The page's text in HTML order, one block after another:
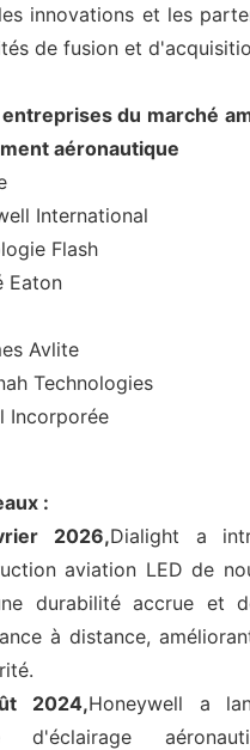
innovations et les
de fusion et
du marché
aéronautique
International
Flash
Eaton
Avlite
Technologies
Incorporée
:
2026,Dialight a
aviation LED de
durabilité accrue et
à distance,
2024,Honeywell a
d'éclairage